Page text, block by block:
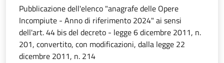
Pubblicazione dell'elenco "anagrafe delle Opere
Incompiute - Anno di riferimento 2024" ai sensi
dell'art. 44 bis del decreto - legge 6 dicembre 2011, n.
201, convertito, con modificazioni, dalla legge 22
dicembre 2011, n. 214